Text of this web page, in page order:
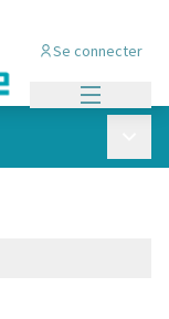
Se connecter